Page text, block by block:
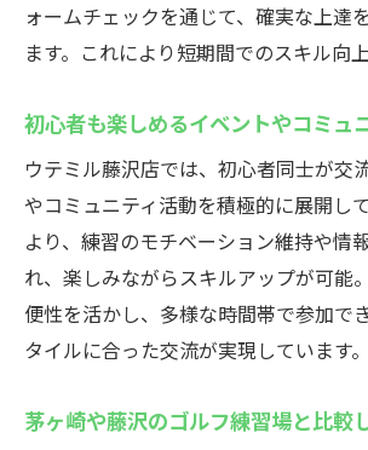
ォームチェックを通じて、確実な上達
ます。これにより短期間でのスキル向
初心者も楽しめるイベントやコミュ
ウテミル藤沢店では、初心者同士が交
やコミュニティ活動を積極的に展開し
より、練習のモチベーション維持や情
れ、楽しみながらスキルアップが可能
便性を活かし、多様な時間帯で参加で
タイルに合った交流が実現しています。
茅ヶ崎や藤沢のゴルフ練習場と比較